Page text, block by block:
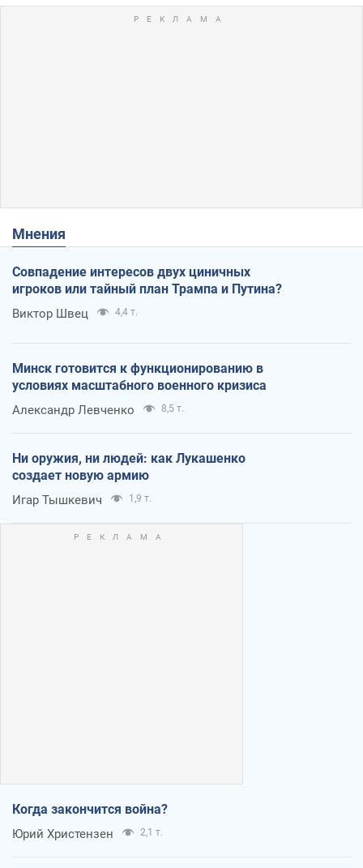
Мнения
Совпадение интересов двух циничных
игроков или тайный план Трампа и Путина?
Виктор Швец 4,4 т.
Минск готовится к функционированию в
условиях масштабного военного кризиса
Александр Левченко 8,5 т.
Ни оружия, ни людей: как Лукашенко
создает новую армию
Игар Тышкевич 1,9 т.
Когда закончится война?
Юрий Христензен 2,1 т.